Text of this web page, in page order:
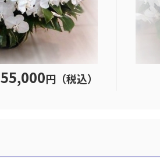
55,000円（税込）